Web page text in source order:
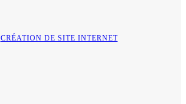
CRÉATION DE SITE INTERNET